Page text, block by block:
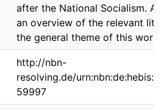
after the National Socialism.
an overview of the relevant
the general theme of this work.
http://nbn-
resolving.de/
59997